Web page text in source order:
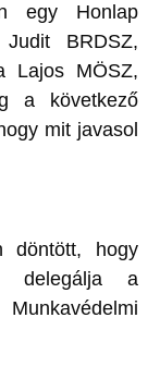
egy Honlap
BRDSZ,
Lajos MÖSZ,
a következő
mit javasol
döntött, hogy
delegálja a